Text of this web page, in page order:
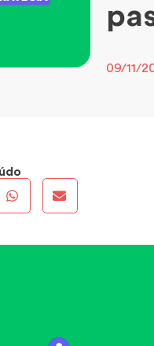
09/11/